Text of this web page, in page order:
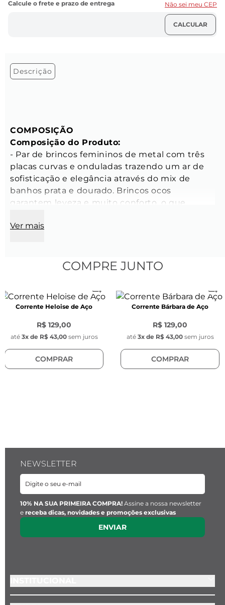
Não sei meu CEP
Descrição
COMPOSIÇÃO
Composição do Produto:
- Par de brincos femininos de metal com três
placas curvas e onduladas trazendo um ar de
sofisticação e elegância através do mix de
banhos prata e dourado. Brincos ocos
garantem leveza e muito conforto, o que
produto contém a personalização do logo da
- Tamanho: Único
Características dos Brincos:
- Comprimento: 41 mm
- Largura: 11 mm
- Espessura: 1,3 mm
- Cor: Dourado e prata
- Posição: Fixo
- Tarraxas arredondadas na cor dourada
Ver mais
COMPRE JUNTO
Corrente Heloise de Aço
R$ 129,00
até 3x de R$ 43,00 sem juros
COMPRAR
Corrente Bárbara de Aço
R$ 129,00
até 3x de R$ 43,00 sem juros
COMPRAR
NEWSLETTER
10% NA SUA PRIMEIRA COMPRA! Assine a nossa newsletter
e receba dicas, novidades e promoções exclusivas
ENVIAR